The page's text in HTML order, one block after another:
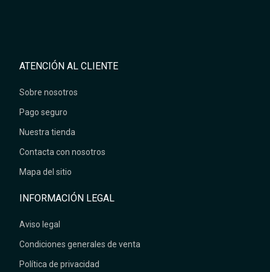
ATENCIÓN AL CLIENTE
Sobre nosotros
Pago seguro
Nuestra tienda
Contacta con nosotros
Mapa del sitio
INFORMACIÓN LEGAL
Aviso legal
Condiciones generales de venta
Política de privacidad